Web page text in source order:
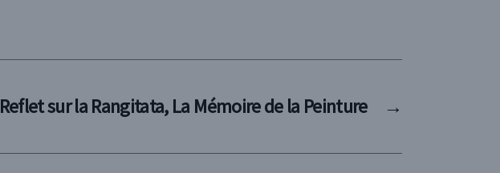
→
Reflet sur la Rangitata, La Mémoire de la Peinture